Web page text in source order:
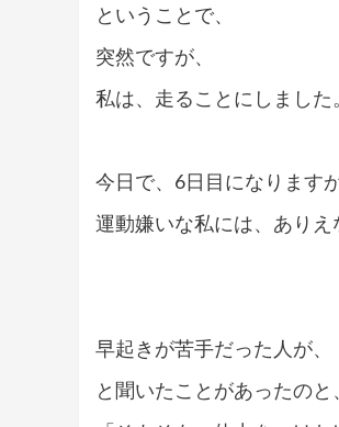
ということで、
突然ですが、
私は、走ることにしました。
今日で、6日目になります
運動嫌いな私には、ありえ
早起きが苦手だった人が、
と聞いたことがあったのと、